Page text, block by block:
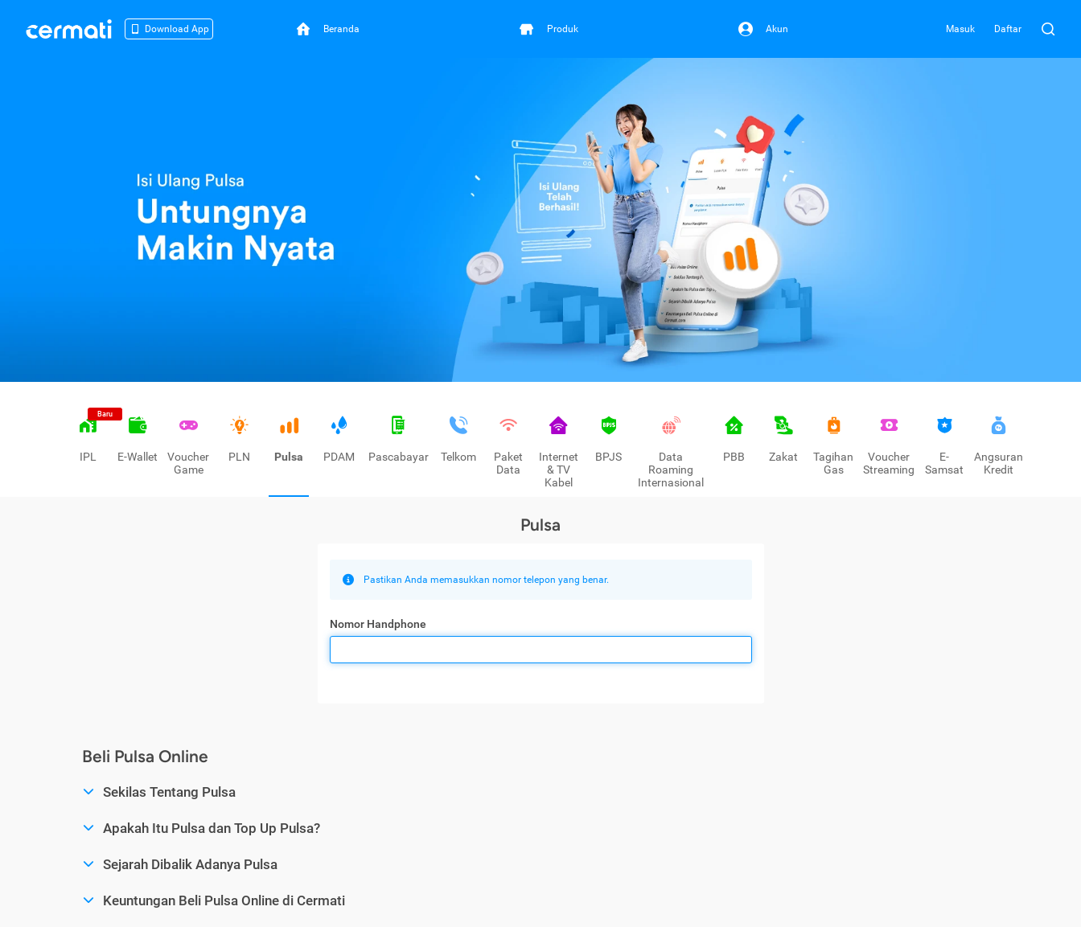
Download App Beranda Produk Akun Masuk Daftar
Baru
IPL E-Wallet
Voucher
Game
PLN Pulsa PDAM Pascabayar Telkom
Paket
Data
Internet
& TV
Kabel
BPJS
Data
Roaming
Internasional
PBB Zakat
Tagihan
Gas
Voucher
Streaming
E-
Samsat
Angsuran
Kredit
Pulsa
Pastikan Anda memasukkan nomor telepon yang benar.
Nomor Handphone
Beli Pulsa Online
Sekilas Tentang Pulsa
Apakah Itu Pulsa dan Top Up Pulsa?
Sejarah Dibalik Adanya Pulsa
Keuntungan Beli Pulsa Online di Cermati